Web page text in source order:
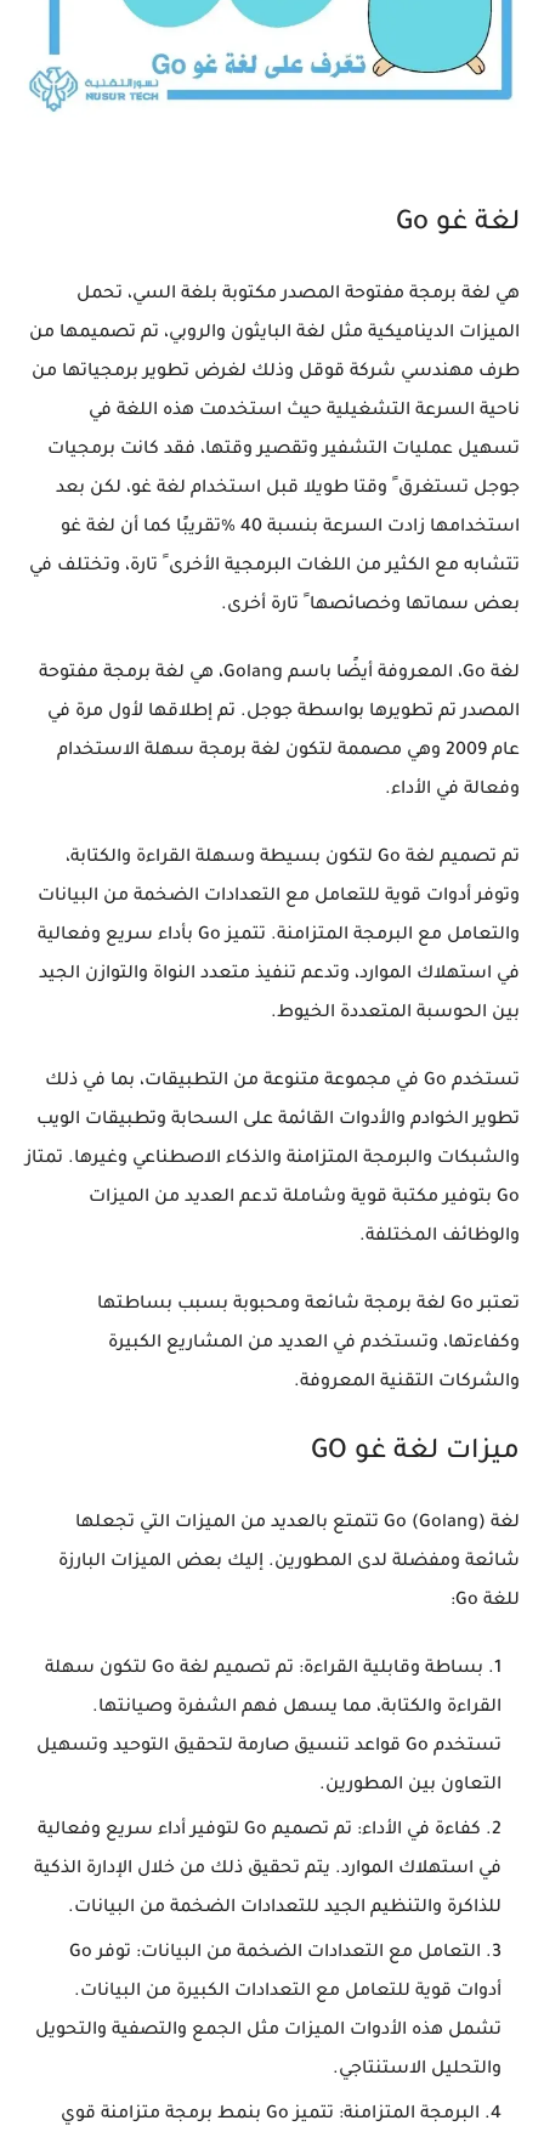
لغة غو Go
هي لغة برمجة مفتوحة المصدر مكتوبة بلغة السي، تحمل
الميزات الديناميكية مثل لغة البايثون والروبي، تم تصميمها من
طرف مهندسي شركة قوقل وذلك لغرض تطوير برمجياتها من
ناحية السرعة التشغيلية حيث استخدمت هذه اللغة في
تسهيل عمليات التشفير وتقصير وقتها، فقد كانت برمجيات
جوجل تستغرق ً وقتا طويلا قبل استخدام لغة غو، لكن بعد
استخدامها زادت السرعة بنسبة 40 %تقريبًا كما أن لغة غو
تتشابه مع الكثير من اللغات البرمجية الأخرى ً تارة، وتختلف في
بعض سماتها وخصائصها ً تارة أخرى.
لغة Go، المعروفة أيضًا باسم Golang، هي لغة برمجة مفتوحة
المصدر تم تطويرها بواسطة جوجل. تم إطلاقها لأول مرة في
عام 2009 وهي مصممة لتكون لغة برمجة سهلة الاستخدام
وفعالة في الأداء.
تم تصميم لغة Go لتكون بسيطة وسهلة القراءة والكتابة،
وتوفر أدوات قوية للتعامل مع التعدادات الضخمة من البيانات
والتعامل مع البرمجة المتزامنة. تتميز Go بأداء سريع وفعالية
في استهلاك الموارد، وتدعم تنفيذ متعدد النواة والتوازن الجيد
بين الحوسبة المتعددة الخيوط.
تستخدم Go في مجموعة متنوعة من التطبيقات، بما في ذلك
تطوير الخوادم والأدوات القائمة على السحابة وتطبيقات الويب
والشبكات والبرمجة المتزامنة والذكاء الاصطناعي وغيرها. تمتاز
Go بتوفير مكتبة قوية وشاملة تدعم العديد من الميزات
والوظائف المختلفة.
تعتبر Go لغة برمجة شائعة ومحبوبة بسبب بساطتها
وكفاءتها، وتستخدم في العديد من المشاريع الكبيرة
والشركات التقنية المعروفة.
ميزات لغة غو GO
لغة Go (Golang) تتمتع بالعديد من الميزات التي تجعلها
شائعة ومفضلة لدى المطورين. إليك بعض الميزات البارزة
للغة Go:
بساطة وقابلية القراءة: تم تصميم لغة Go لتكون سهلة
القراءة والكتابة، مما يسهل فهم الشفرة وصيانتها.
تستخدم Go قواعد تنسيق صارمة لتحقيق التوحيد وتسهيل
التعاون بين المطورين.
كفاءة في الأداء: تم تصميم Go لتوفير أداء سريع وفعالية
في استهلاك الموارد. يتم تحقيق ذلك من خلال الإدارة الذكية
للذاكرة والتنظيم الجيد للتعدادات الضخمة من البيانات.
التعامل مع التعدادات الضخمة من البيانات: توفر Go
أدوات قوية للتعامل مع التعدادات الكبيرة من البيانات.
تشمل هذه الأدوات الميزات مثل الجمع والتصفية والتحويل
والتحليل الاستنتاجي.
البرمجة المتزامنة: تتميز Go بنمط برمجة متزامنة قوي